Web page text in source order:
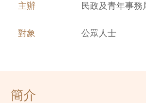
主辦 民政及青年事務
對象 公眾人士
簡介